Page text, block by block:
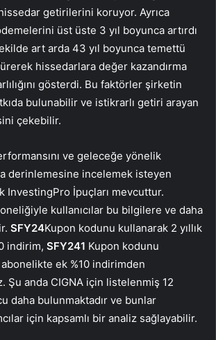
getirilerini koruyor. Ayrıca
üst üste 3 yıl boyunca artırdı
art arda 43 yıl boyunca temettü
hissedarlara değer kazandırma
gösterdi. Bu faktörler şirketin
bulunabilir ve istikrarlı getiri arayan
çekebilir.
ve geleceğe yönelik
derinlemesine incelemek isteyen
InvestingPro İpuçları mevcuttur.
kullanıcılar bu bilgilere ve daha
SFY24Kupon kodunu kullanarak 2 yıllık
indirim, SFY241 Kupon kodunu
abonelikte ek %10 indirimden
Şu anda CIGNA için listelenmiş 12
daha bulunmaktadır ve bunlar
için kapsamlı bir analiz sağlayabilir.